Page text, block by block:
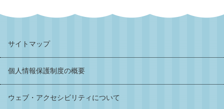
サイトマップ
個人情報保護制度の概要
ウェブ・アクセシビリティについて